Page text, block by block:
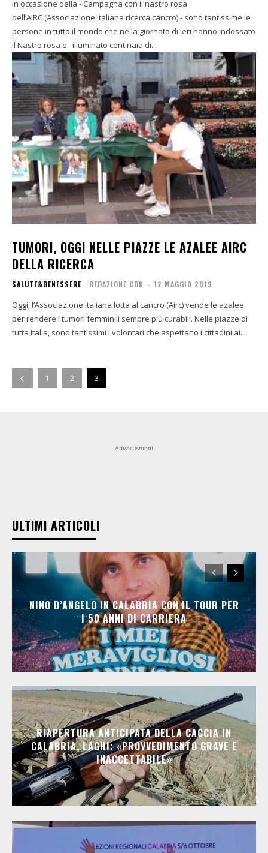
In occasione della - Campagna con il nastro rosa
dell’AIRC (Associazione italiana ricerca cancro) - sono tantissime le
persone in tutto il mondo che nella giornata di ieri hanno indossato
il Nastro rosa e illuminato centinaia di...
TUMORI, OGGI NELLE PIAZZE LE AZALEE AIRC
DELLA RICERCA
SALUTE&BENESSERE REDAZIONE CDN - 12 MAGGIO 2019
Oggi, l’Associazione italiana lotta al cancro (Airc) vende le azalee
per rendere i tumori femminili sempre più curabili. Nelle piazze di
tutta Italia, sono tantissimi i volontari che aspettano i cittadini ai...
1 2 3
Advertisment
ULTIMI ARTICOLI
NINO D’ANGELO IN CALABRIA CON IL TOUR PER
I 50 ANNI DI CARRIERA
RIAPERTURA ANTICIPATA DELLA CACCIA IN
CALABRIA, LAGHI: «PROVVEDIMENTO GRAVE E
INACCETTABILE»